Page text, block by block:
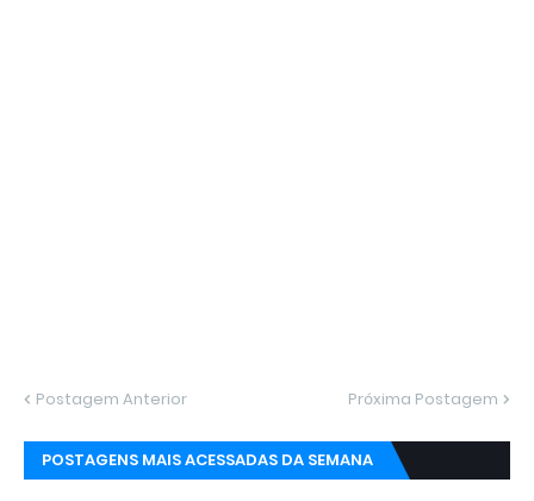
Postagem Anterior Próxima Postagem
POSTAGENS MAIS ACESSADAS DA SEMANA